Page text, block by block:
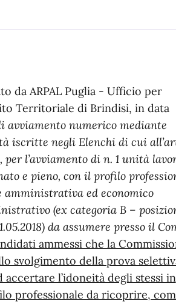
da ARPAL Puglia - Ufficio per
Territoriale di Brindisi, in data
avviamento numerico mediante
iscritte negli Elenchi di cui
l’avviamento di n. 1 unità
e pieno, con il profilo
amministrativa ed economico
(ex categoria B –
da assumere presso il
ammessi che la
svolgimento della prova
l’idoneità degli stessi in
professionale da ricoprire,